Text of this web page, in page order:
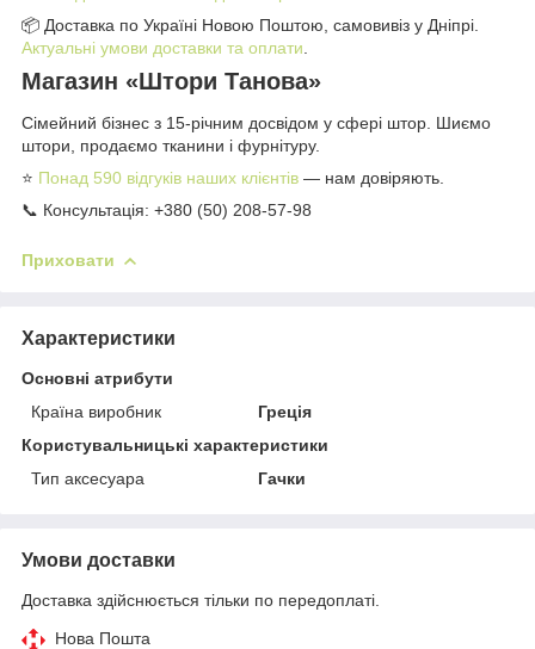
📦 Доставка по Україні Новою Поштою, самовивіз у Дніпрі.
Актуальні умови доставки та оплати
Магазин «Штори Танова»
Сімейний бізнес з 15-річним досвідом у сфері штор. Шиємо
штори, продаємо тканини і фурнітуру.
⭐ Понад 590 відгуків наших клієнтів — нам довіряють.
📞 Консультація: +380 (50) 208-57-98
Приховати
Характеристики
Основні атрибути
Країна виробник
Греція
Користувальницькі характеристики
Тип аксесуара
Гачки
Умови доставки
Доставка здійснюється тільки по передоплаті.
Нова Пошта